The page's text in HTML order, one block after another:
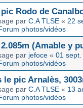
Rodo de
par C.A TLSE « 22
photos/vidéos
(Amable y
par jefoce « 01
photos/vidéos
le pic Arnalès,
par C.A TLSE « 13
photos/vidéos